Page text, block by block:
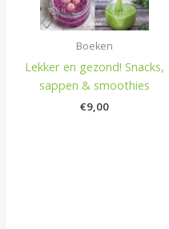
Boeken
Lekker en gezond! Snacks,
sappen & smoothies
€9,00